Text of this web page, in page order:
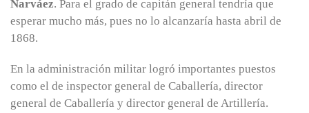
Narváez. Para el grado de capitán general tendría que
esperar mucho más, pues no lo alcanzaría hasta abril de
1868.
En la administración militar logró importantes puestos
como el de inspector general de Caballería, director
general de Caballería y director general de Artillería.